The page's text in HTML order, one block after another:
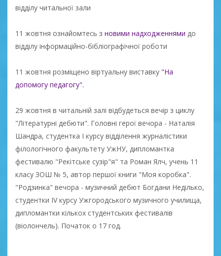
відділу читальної зали
11 жовтня ознайомтесь з новими надходженнями до
відділу інформаційно-бібліографічної роботи
11 жовтня розміщено віртуальну виставку "На
допомогу педагогу".
29 жовтня в читальній залі відбудеться вечір з циклу
"Літературні дебюти". Головні герої вечора - Наталія
Шандра, студентка І курсу відділення журналістики
філологічного факультету УжНУ, дипломантка
фестивалю "Рекітське сузір"я" та Роман Ялч, учень 11
класу ЗОШ № 5, автор першої книги "Моя коробка".
"Родзинка" вечора - музичний дебют Богдани Неділько,
студентки IV курсу Ужгородського музичного училища,
дипломантки кількох студентських фестивалів
(віолончель). Початок о 17 год.